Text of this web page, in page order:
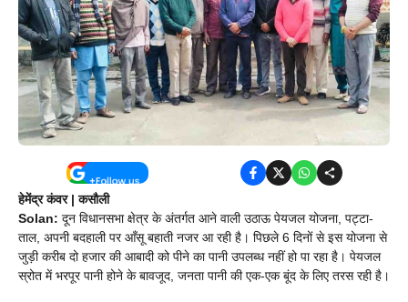
हेमेंद्र कंवर | कसौली
Solan: दून विधानसभा क्षेत्र के अंतर्गत आने वाली उठाऊ पेयजल योजना, पट्टा-
ताल, अपनी बदहाली पर आँसू बहाती नजर आ रही है। पिछले 6 दिनों से इस योजना से
जुड़ी करीब दो हजार की आबादी को पीने का पानी उपलब्ध नहीं हो पा रहा है। पेयजल
स्रोत में भरपूर पानी होने के बावजूद, जनता पानी की एक-एक बूंद के लिए तरस रही है।